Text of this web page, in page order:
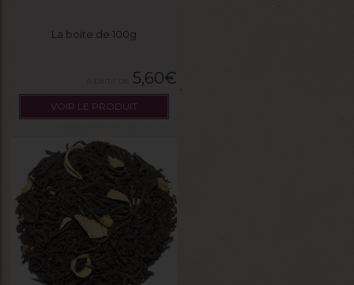
La boite de 100g
5,60€
VOIR LE PRODUIT